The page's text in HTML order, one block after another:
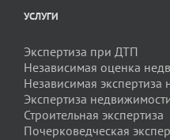
УСЛУГИ
Экспертиза при ДТП
Независимая оценка
Независимая экспертиза
Экспертиза
Строительная экспертиза
Почерковедческая